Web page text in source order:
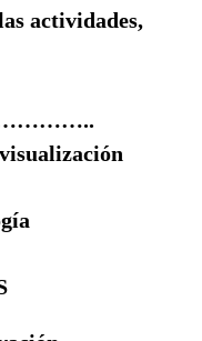
actividades,